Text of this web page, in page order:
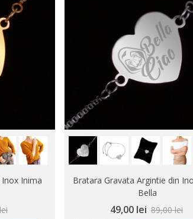
Inima
Bratara Gravata Argintie din
Bella
49,00 lei 89,00 lei